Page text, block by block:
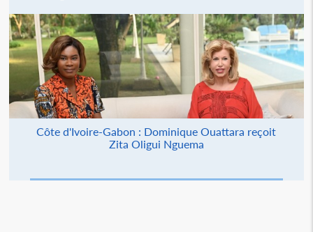
Côte d'Ivoire-Gabon : Dominique Ouattara reçoit
Zita Oligui Nguema